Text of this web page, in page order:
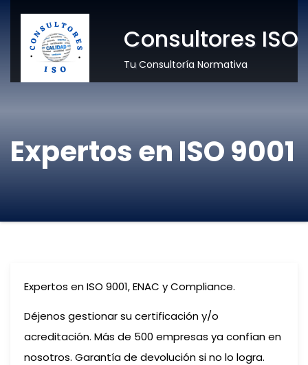
Consultores ISO
Tu Consultoría Normativa
Expertos en ISO 9001
Expertos en ISO 9001, ENAC y Compliance.
Déjenos gestionar su certificación y/o
acreditación. Más de 500 empresas ya confían en
nosotros. Garantía de devolución si no lo logra.